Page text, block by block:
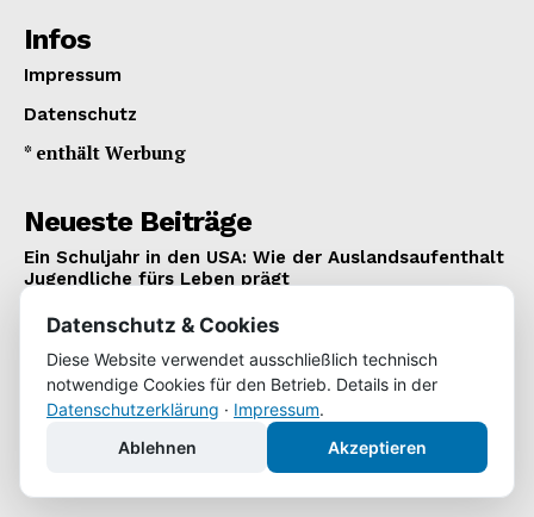
Infos
Impressum
Datenschutz
* enthält Werbung
Neueste Beiträge
Ein Schuljahr in den USA: Wie der Auslandsaufenthalt
Jugendliche fürs Leben prägt
bis nach Istanbul
REISEN 14. Juli 2026
Berufskleidung im Betrieb: Sicherheit, Hygiene und
Datenschutz & Cookies
Diese Website verwendet ausschließlich technisch
notwendige Cookies für den Betrieb. Details in der
Datenschutzerklärung · Impressum.
Ablehnen
Akzeptieren